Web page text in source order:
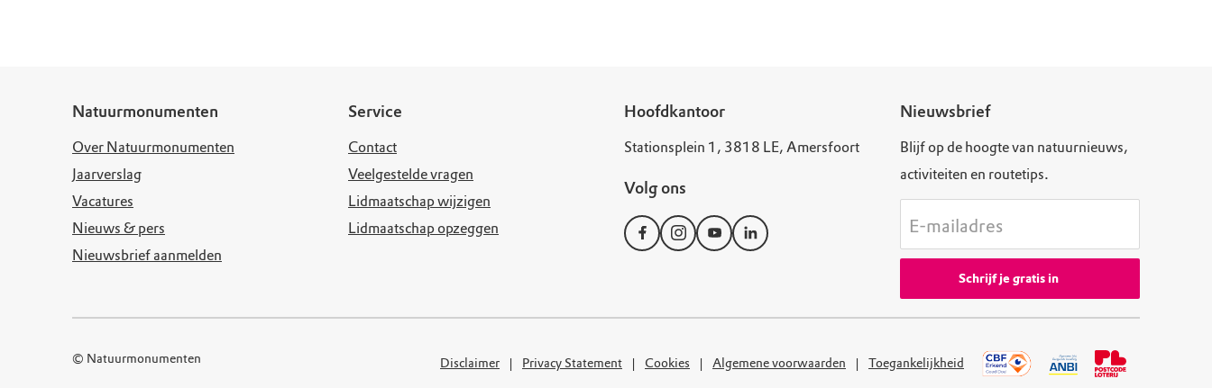
Natuurmonumenten
Over Natuurmonumenten
Jaarverslag
Vacatures
Nieuws & pers
Nieuwsbrief aanmelden
Service
Contact
Veelgestelde vragen
Lidmaatschap wijzigen
Lidmaatschap opzeggen
Hoofdkantoor
Stationsplein 1, 3818 LE, Amersfoort
Volg ons
Nieuwsbrief
Blijf op de hoogte van natuurnieuws,
activiteiten en routetips.
E-mailadres
Schrijf je gratis in
© Natuurmonumenten Disclaimer Privacy Statement Cookies Algemene voorwaarden Toegankelijkheid